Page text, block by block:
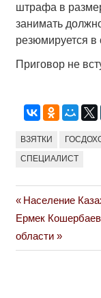
штрафа в
занимать
резюмируется
Приговор не
ВЗЯТКИ
СПЕЦИАЛИСТ
Навигация
по
Previous
Post:
Население
Next
Post:
Ермек Кошербаев
области